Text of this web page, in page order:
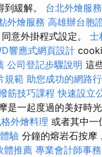
緩解。 台北外燴服
外燴服務 高雄辦台胞
同意外掛程式設定。 士
響應式網頁設計
公司登記步驟說明 這
規範 助您成功的網路
筋技巧課程快速設立
是一起度過的美好時
外燴料理 或者其中一
驗 分鐘的熔岩石按摩
體推薦 專業會計師事